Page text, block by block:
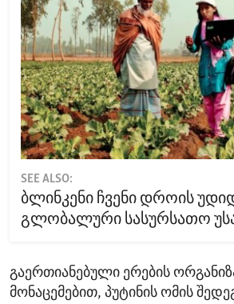
SEE ALSO:
ბლინკენი ჩვენი დროის
გლობალური სასურსათო
გაერთიანებული ერების
მონაცემებით, პუტინის ომის